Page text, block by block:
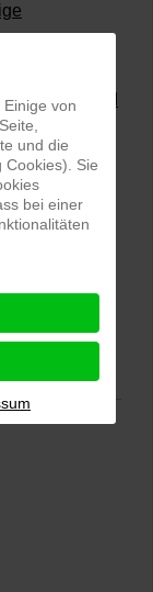
an!
Hintergrund
in
abgeben
von
und die
Cookies). Sie
bei einer